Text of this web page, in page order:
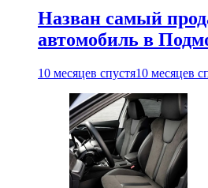
Назван самый
автомобиль в
10 месяцев спустя10 месяцев